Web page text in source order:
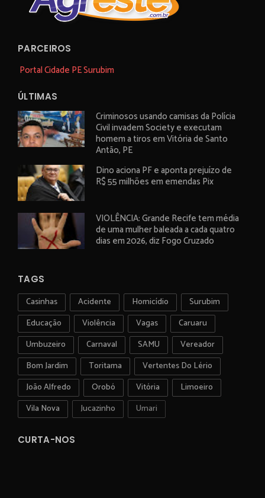
PARCEIROS
Portal Cidade PE Surubim
ÚLTIMAS
Criminosos usando camisas da Polícia
Civil invadem Society e executam
homem a tiros em Vitória de Santo
Antão, PE
Dino aciona PF e aponta prejuízo de
R$ 55 milhões em emendas Pix
VIOLÊNCIA: Grande Recife tem média
de uma mulher baleada a cada quatro
dias em 2026, diz Fogo Cruzado
TAGS
Casinhas Acidente Homicídio
Surubim
Educação
Violência Vagas
Caruaru
Umbuzeiro
Carnaval SAMU
Vereador
Bom Jardim
Toritama
Vertentes Do Lério
João Alfredo
Orobó Vitória
Limoeiro
Vila Nova
Jucazinho Umari
CURTA-NOS